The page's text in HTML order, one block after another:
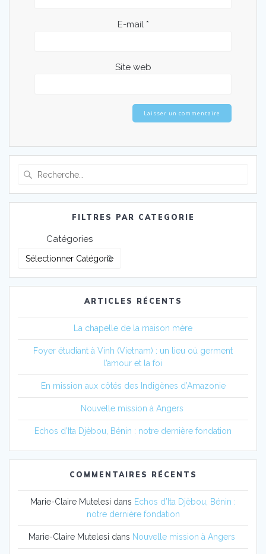
E-mail *
Site web
:
FILTRES PAR CATEGORIE
Catégories
ARTICLES RÉCENTS
La chapelle de la maison mère
Foyer étudiant à Vinh (Vietnam) : un lieu où germent
l’amour et la foi
En mission aux côtés des Indigènes d’Amazonie
Nouvelle mission à Angers
Echos d’Ita Djèbou, Bénin : notre dernière fondation
COMMENTAIRES RÉCENTS
Marie-Claire Mutelesi dans Echos d’Ita Djèbou, Bénin :
notre dernière fondation
Marie-Claire Mutelesi dans Nouvelle mission à Angers